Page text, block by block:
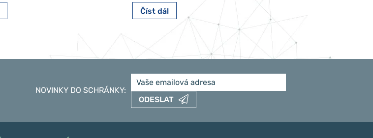
Číst dál
NOVINKY DO SCHRÁNKY:
ODESLAT